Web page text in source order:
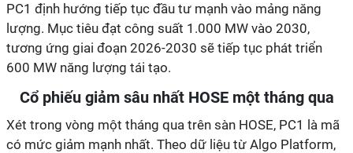
PC1 định hướng tiếp tục đầu tư mạnh vào mảng năng
lượng. Mục tiêu đạt công suất 1.000 MW vào 2030,
tương ứng giai đoạn 2026-2030 sẽ tiếp tục phát triển
600 MW năng lượng tái tạo.
Cổ phiếu giảm sâu nhất HOSE một tháng qua
Xét trong vòng một tháng qua trên sàn HOSE, PC1 là mã
có mức giảm mạnh nhất. Theo dữ liệu từ Algo Platform,